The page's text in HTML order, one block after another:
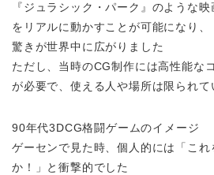
『ジュラシック・パーク』のような
をリアルに動かすことが可能になり
驚きが世界中に広がりました
ただし、当時のCG制作には高性能な
が必要で、使える人や場所は限られて
90年代3DCG格闘ゲームのイメージ
ゲーセンで見た時、個人的には「こ
か！」と衝撃的でした